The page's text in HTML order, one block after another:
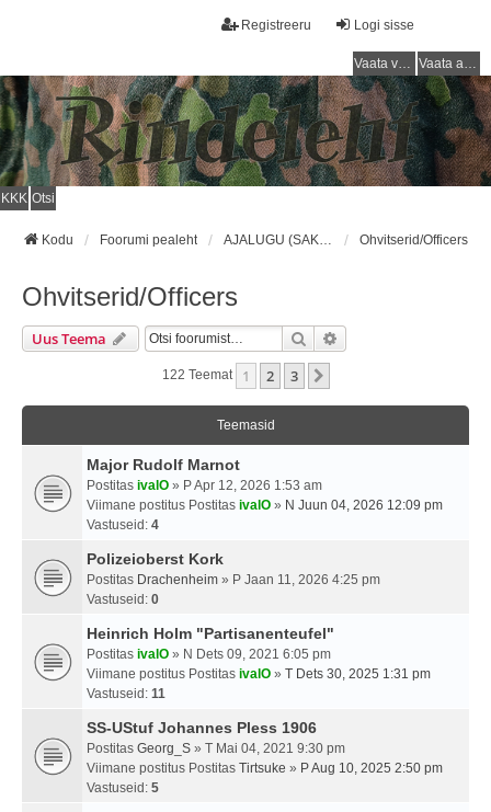
Logi sisse
Registreeru
Vaata vastamata teemasi Vaata aktiivseid teemasid
KKK Otsi
Kodu Foorumi pealeht AJALUGU (SAKSA SÕJAVÄGI) / HISTORY (GERMAN ARMY) Ohvitserid/Officers
Ohvitserid/Officers
Uus Teema Otsi
122 Teemat 1 2 3
Teemasid
Major Rudolf Marnot
Postitas ivalO » P Apr 12, 2026 1:53 am
Viimane postitus Postitas ivalO » N Juun 04, 2026 12:09 pm
Vastuseid: 4
Polizeioberst Kork
Postitas Drachenheim » P Jaan 11, 2026 4:25 pm
Vastuseid: 0
Heinrich Holm "Partisanenteufel"
Postitas ivalO » N Dets 09, 2021 6:05 pm
Viimane postitus Postitas ivalO » T Dets 30, 2025 1:31 pm
Vastuseid: 11
SS-UStuf Johannes Pless 1906
Postitas Georg_S » T Mai 04, 2021 9:30 pm
Viimane postitus Postitas Tirtsuke » P Aug 10, 2025 2:50 pm
Vastuseid: 5